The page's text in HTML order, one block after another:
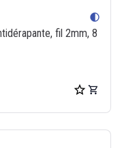
contrast
fil 2mm, 8